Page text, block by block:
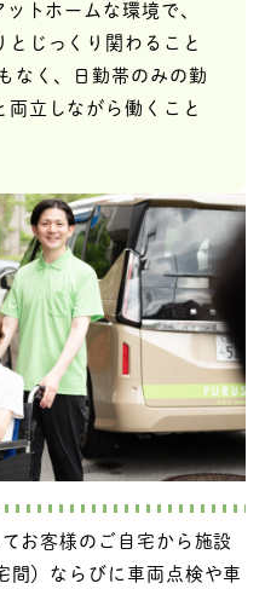
トホームな環境で、
とじっくり関わること
なく、日勤帯のみの勤
立しながら働くこと
お客様のご自宅から施設
間）ならびに車両点検や車